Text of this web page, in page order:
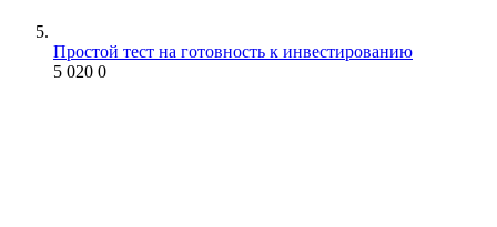
Простой тест на готовность к инвестированию
5 020 0